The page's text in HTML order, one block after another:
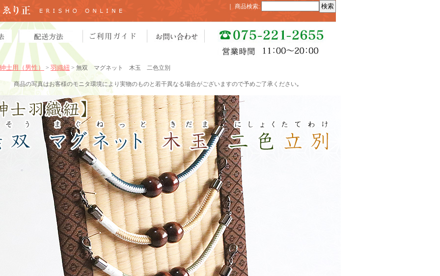
商品検索:
紳士用（男性） > 羽織紐 > 無双 マグネット 木玉 二色立別
商品の写真はお客様のモニタ環境により実物のものと若干異なる場合がございますので予めご了承ください｡